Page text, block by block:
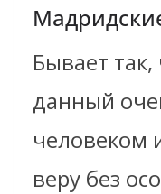
Бывает
данный
человеком
веру без